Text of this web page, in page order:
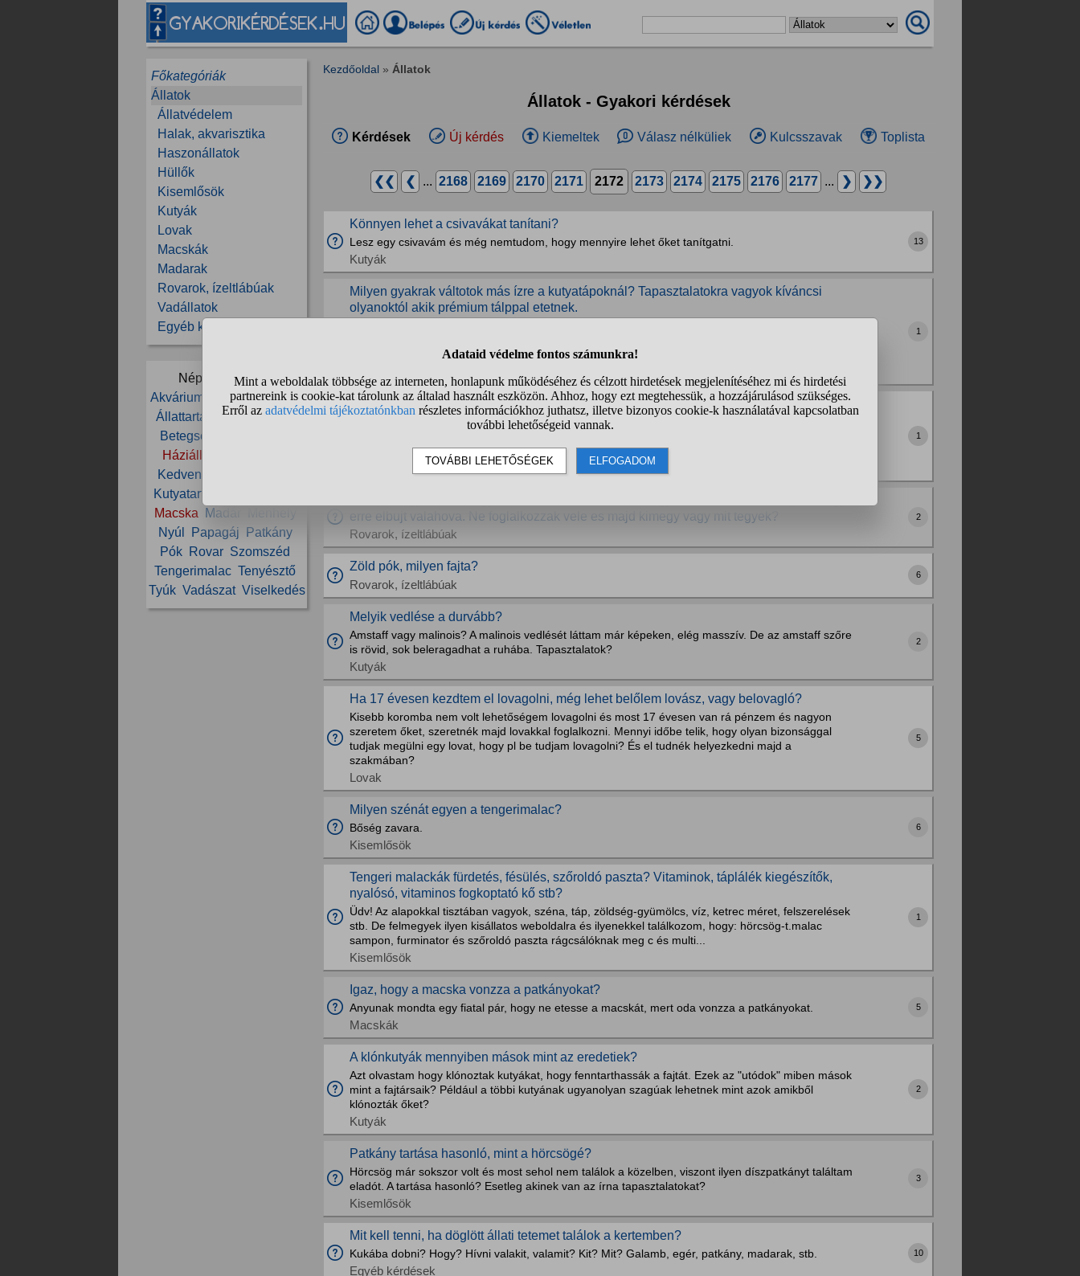
Főkategóriák
Állatok
Állatvédelem
Halak, akvarisztika
Haszonállatok
Hüllők
Kisemlősök
Kutyák
Lovak
Macskák
Madarak
Rovarok, ízeltlábúak
Vadállatok
Egyéb kérdések
Népszerű témák:
Akvárium
Állat Állatorvos
Állattartás
Állatvédelem
Betegség
Háziállat
Kedvenc
Kutyatartás
Macska
Madár
Nyúl
Papagáj
Patkány
Pók Rovar Szomszéd
Tengerimalac Tenyésztő
Tyúk Vadászat Viselkedés
Kezdőoldal » Állatok
Állatok - Gyakori kérdések
Kérdések Új kérdés Kiemeltek Válasz nélküliek Kulcsszavak Toplista
❮❮ ❮ ... 2168 2169 2170 2171 2172 2173 2174 2175 2176 2177 ... ❯ ❯❯
Könnyen lehet a csivavákat tanítani?
Lesz egy csivavám és még nemtudom, hogy mennyire lehet őket tanítgatni.
Kutyák
13
Milyen gyakrak váltotok más ízre a kutyatápoknál? Tapasztalatokra vagyok kíváncsi
olyanoktól akik prémium tálppal etetnek.
vakarózni(fokozatos volt az átlállás )Ebben is van csirke ,ízlik neki de ő...
1
2 pontos ülés vagy kikönnyített ülés vagy könnyített ülés?
Mindegyiket hallottam már. Az előző lovardában ahol tanultam kikönnyítésnek hívták, voltam egy
magyarázzák: azt mondják dőljek előre és csak picit emelkedjek fel, de eddig csak...
1
erre elbujt valahova. Ne foglalkozzak vele es majd kimegy vagy mit tegyek?
Rovarok, ízeltlábúak
2
Zöld pók, milyen fajta?
Rovarok, ízeltlábúak
6
Melyik vedlése a durvább?
Amstaff vagy malinois? A malinois vedlését láttam már képeken, elég masszív. De az amstaff szőre
is rövid, sok beleragadhat a ruhába. Tapasztalatok?
Kutyák
2
Ha 17 évesen kezdtem el lovagolni, még lehet belőlem lovász, vagy belovagló?
Kisebb koromba nem volt lehetőségem lovagolni és most 17 évesen van rá pénzem és nagyon
szeretem őket, szeretnék majd lovakkal foglalkozni. Mennyi időbe telik, hogy olyan bizonsággal
tudjak megülni egy lovat, hogy pl be tudjam lovagolni? És el tudnék helyezkedni majd a
szakmában?
Lovak
5
Milyen szénát egyen a tengerimalac?
Bőség zavara.
Kisemlősök
6
Tengeri malackák fürdetés, fésülés, szőroldó paszta? Vitaminok, táplálék kiegészítők,
nyalósó, vitaminos fogkoptató kő stb?
Üdv! Az alapokkal tisztában vagyok, széna, táp, zöldség-gyümölcs, víz, ketrec méret, felszerelések
stb. De felmegyek ilyen kisállatos weboldalra és ilyenekkel találkozom, hogy: hörcsög-t.malac
sampon, furminator és szőroldó paszta rágcsálóknak meg c és multi...
Kisemlősök
1
Igaz, hogy a macska vonzza a patkányokat?
Anyunak mondta egy fiatal pár, hogy ne etesse a macskát, mert oda vonzza a patkányokat.
Macskák
5
A klónkutyák mennyiben mások mint az eredetiek?
Azt olvastam hogy klónoztak kutyákat, hogy fenntarthassák a fajtát. Ezek az "utódok" miben mások
mint a fajtársaik? Például a többi kutyának ugyanolyan szagúak lehetnek mint azok amikből
klónozták őket?
Kutyák
2
Patkány tartása hasonló, mint a hörcsögé?
Hörcsög már sokszor volt és most sehol nem találok a közelben, viszont ilyen díszpatkányt találtam
eladót. A tartása hasonló? Esetleg akinek van az írna tapasztalatokat?
Kisemlősök
3
Mit kell tenni, ha döglött állati tetemet találok a kertemben?
Kukába dobni? Hogy? Hívni valakit, valamit? Kit? Mit? Galamb, egér, patkány, madarak, stb.
Egyéb kérdések
10